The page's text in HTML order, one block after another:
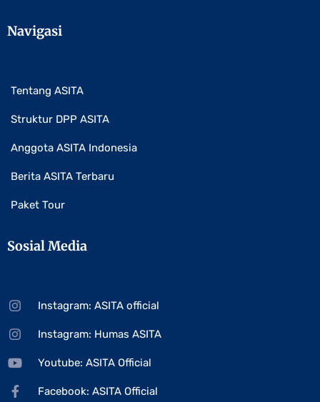
Navigasi
Tentang ASITA
Struktur DPP ASITA
Anggota ASITA Indonesia
Berita ASITA Terbaru
Paket Tour
Sosial Media
Instagram: ASITA official
Instagram: Humas ASITA
Youtube: ASITA Official
Facebook: ASITA Official